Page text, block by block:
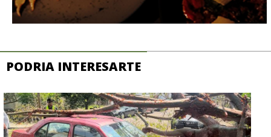
PODRIA INTERESARTE